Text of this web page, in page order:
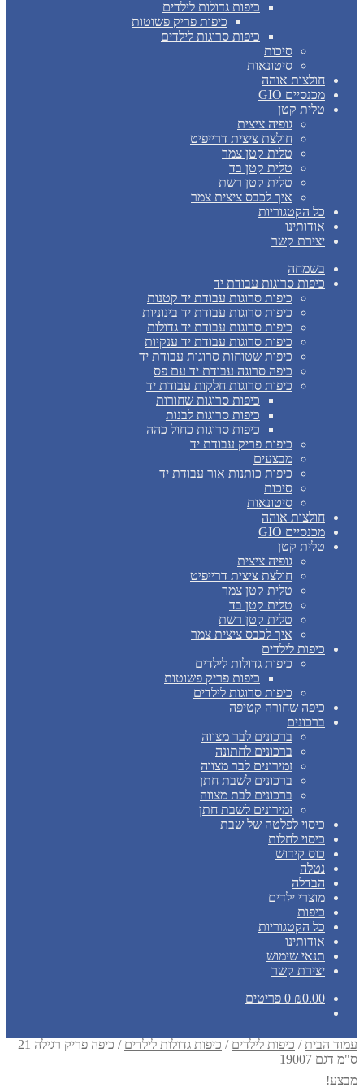
כיפות גדולות לילדים
כיפות פריק פשוטות
כיפות סרוגות לילדים
סיכות
סיטונאות
חולצות אוהה
מכנסיים GIO
טלית קטן
גופיה ציצית
חולצת ציצית דרייפיט
טלית קטן צמר
טלית קטן בד
טלית קטן רשת
איך לכבס ציצית צמר
כל הקטגוריות
אודותינו
יצירת קשר
בשמחה
כיפות סרוגות עבודת יד
כיפות סרוגות עבודת יד קטנות
כיפות סרוגות עבודת יד בינוניות
כיפות סרוגות עבודת יד גדולות
כיפות סרוגות עבודת יד ענקיות
כיפות שטוחות סרוגות עבודת יד
כיפה סרוגה עבודת יד עם פס
כיפות סרוגות חלקות עבודת יד
כיפות סרוגות שחורות
כיפות סרוגות לבנות
כיפות סרוגות כחול כהה
כיפות פריק עבודת יד
מבצעים
כיפות כותנות אור עבודת יד
סיכות
סיטונאות
חולצות אוהה
מכנסיים GIO
טלית קטן
גופיה ציצית
חולצת ציצית דרייפיט
טלית קטן צמר
טלית קטן בד
טלית קטן רשת
איך לכבס ציצית צמר
כיפות לילדים
כיפות גדולות לילדים
כיפות פריק פשוטות
כיפות סרוגות לילדים
כיפה שחורה קטיפה
ברכונים
ברכונים לבר מצווה
ברכונים לחתונה
זמירונים לבר מצווה
ברכונים לשבת חתן
ברכונים לבת מצווה
זמירונים לשבת חתן
כיסוי לפלטה של שבת
כיסוי לחלות
כוס קידוש
נטלה
הבדלה
מוצרי ילדים
כיפות
כל הקטגוריות
אודותינו
תנאי שימוש
יצירת קשר
₪0.00 0 פריטים
עמוד הבית / כיפות לילדים / כיפות גדולות לילדים /
כיפה פריק רגילה 21
ס"מ דגם 19007
מבצע!